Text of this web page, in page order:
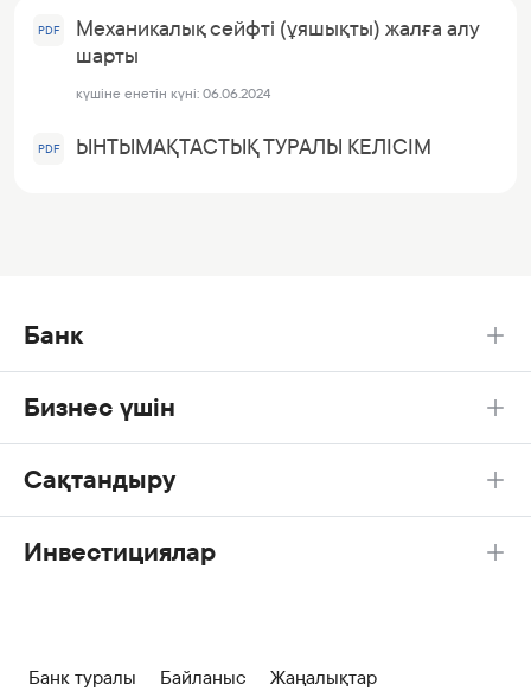
PDF
Механикалық сейфті (ұяшықты) жалға алу
шарты
күшіне енетін күні:06.06.2024
PDF ЫНТЫМАҚТАСТЫҚ ТУРАЛЫ КЕЛІСІМ
Банк
Бизнес үшін
Сақтандыру
Инвестициялар
Банк туралы Байланыс
Жаңалықтар